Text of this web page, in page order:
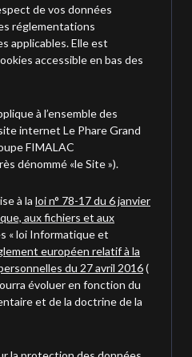
de vos données
réglementations
applicables. Elle est
accessible en bas des
à l’ensemble des
internet Le Phare Grand
FIMALAC
dénommé «le Site »).
à la loi n° 78-17 du 6 janvier
aux fichiers et aux
« loi Informatique et
européen relatif à la
du 27 avril 2016(
évoluer en fonction du
et de la doctrine de la